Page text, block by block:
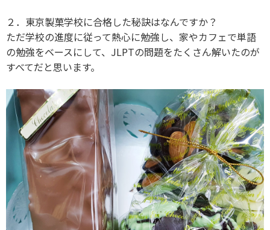
２．東京製菓学校に合格した秘訣はなんですか？
ただ学校の進度に従って熱心に勉強し、家やカフェで単語
の勉強をベースにして、JLPTの問題をたくさん解いたのが
すべてだと思います。